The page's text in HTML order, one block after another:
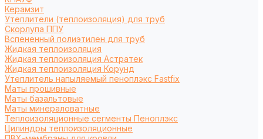
Керамзит
Утеплители (теплоизоляция) для труб
Cкорлупа ППУ
Вспененный полиэтилен для труб
Жидкая теплоизоляция
Жидкая теплоизоляция Астратек
Жидкая теплоизоляция Корунд
Утеплитель напыляемый пеноплэкс Fastfix
Маты прошивные
Маты базальтовые
Маты минераловатные
Теплоизоляционные сегменты Пеноплэкс
Цилиндры теплоизоляционные